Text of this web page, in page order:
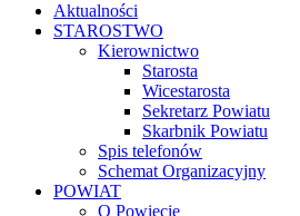
Aktualności
STAROSTWO
Kierownictwo
Starosta
Wicestarosta
Sekretarz Powiatu
Skarbnik Powiatu
Spis telefonów
Schemat Organizacyjny
POWIAT
O Powiecie